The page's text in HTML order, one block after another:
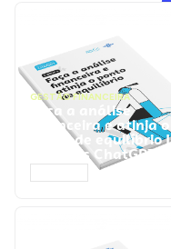
GESTÃO FINANCEIRA
Faça a análise
financeira e atinja o
ponto de equilíbrio |
Prompts ChatGPT